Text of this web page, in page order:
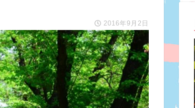
2016年9月2日